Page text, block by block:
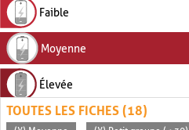
Faible
Moyenne
Élevée
TOUTES LES FICHES (18)